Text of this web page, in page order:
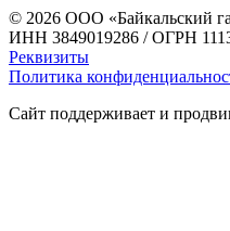
© 2026 ООО «Байкальский
ИНН 3849019286 / ОГРН
Реквизиты
Политика
Сайт поддерживает и